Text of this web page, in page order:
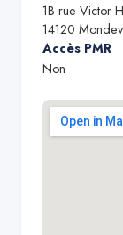
1B rue Victor
14120
Accès PMR
Non